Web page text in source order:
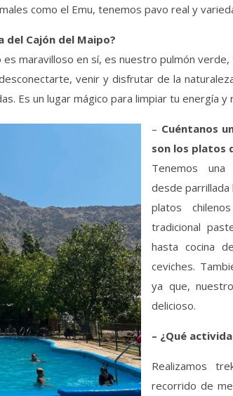
como el Emu, tenemos pavo real y
del Cajón del Maipo?
es maravilloso en sí, es nuestro pulmón
venir y disfrutar de la
Es un lugar mágico para limpiar tu energía y
– Cuéntanos
son los platos
Tenemos una
desde parrillada
platos
tradicional
hasta cocina
ceviches.
ya que,
delicioso.
– ¿Qué
Realizamos
recorrido de